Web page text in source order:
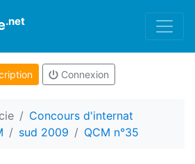
.net
Connexion
Concours d'internat
sud 2009 QCM n°35